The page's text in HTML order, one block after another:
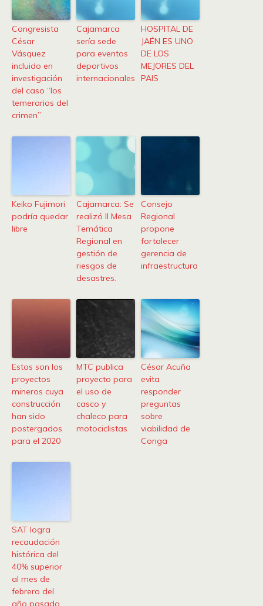
Congresista
César
Vásquez
incluido en
investigación
del caso “los
temerarios del
crimen”
Cajamarca
sería sede
para eventos
deportivos
internacionales
HOSPITAL DE
JAÉN ES UNO
DE LOS
MEJORES DEL
PAIS
Keiko Fujimori
podría quedar
libre
Cajamarca: Se
realizó II Mesa
Temática
Regional en
gestión de
riesgos de
desastres.
Consejo
Regional
propone
fortalecer
gerencia de
infraestructura
Estos son los
proyectos
mineros cuya
construcción
han sido
postergados
para el 2020
MTC publica
proyecto para
el uso de
casco y
chaleco para
motociclistas
César Acuña
evita
responder
preguntas
sobre
viabilidad de
Conga
SAT logra
recaudación
histórica del
40% superior
al mes de
febrero del
año pasado